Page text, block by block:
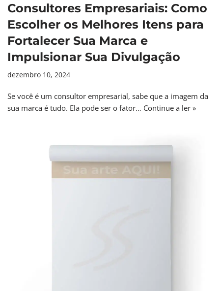
Consultores Empresariais: Como
Escolher os Melhores Itens para
Fortalecer Sua Marca e
Impulsionar Sua Divulgação
dezembro 10, 2024
Se você é um consultor empresarial, sabe que a imagem da
sua marca é tudo. Ela pode ser o fator… Continue a ler »